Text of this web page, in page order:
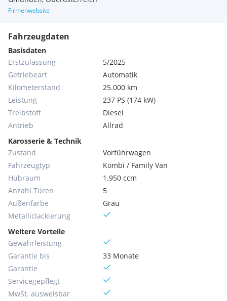
Firmenwebsite
Fahrzeugdaten
Basisdaten
Erstzulassung
5/2025
Getriebeart
Automatik
Kilometerstand
25.000 km
Leistung
237 PS (174 kW)
Treibstoff
Diesel
Antrieb
Allrad
Karosserie & Technik
Zustand
Vorführwagen
Fahrzeugtyp
Kombi / Family Van
Hubraum
1.950 ccm
Anzahl Türen
5
Außenfarbe
Grau
Metallic­lackierung
Weitere Vorteile
Gewährleistung
Garantie bis
33 Monate
Garantie
Servicegepflegt
MwSt. ausweisbar